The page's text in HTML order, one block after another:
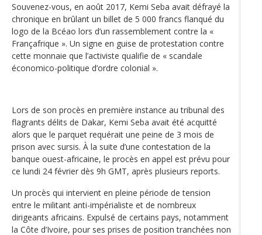
Souvenez-vous, en août 2017, Kemi Seba avait défrayé la
chronique en brûlant un billet de 5 000 francs flanqué du
logo de la Bcéao lors d’un rassemblement contre la «
Françafrique ». Un signe en guise de protestation contre
cette monnaie que l’activiste qualifie de « scandale
économico-politique d’ordre colonial ».
Lors de son procès en première instance au tribunal des
flagrants délits de Dakar, Kemi Seba avait été acquitté
alors que le parquet requérait une peine de 3 mois de
prison avec sursis. À la suite d’une contestation de la
banque ouest-africaine, le procès en appel est prévu pour
ce lundi 24 février dès 9h GMT, après plusieurs reports.
Un procès qui intervient en pleine période de tension
entre le militant anti-impérialiste et de nombreux
dirigeants africains. Expulsé de certains pays, notamment
la Côte d’Ivoire, pour ses prises de position tranchées non